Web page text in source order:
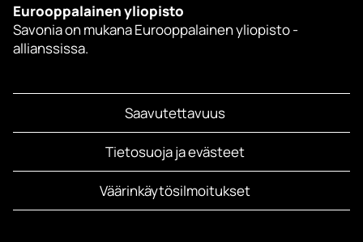
Eurooppalainen yliopisto
Savonia on mukana Eurooppalainen yliopisto -
allianssissa.
Saavutettavuus
Tietosuoja ja evästeet
Väärinkäytösilmoitukset